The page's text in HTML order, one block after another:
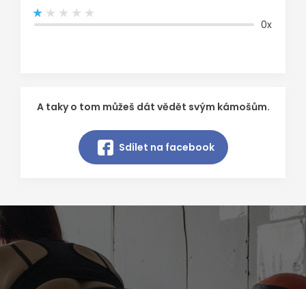
0x
A taky o tom můžeš dát vědět svým kámošům.
Sdílet na facebook